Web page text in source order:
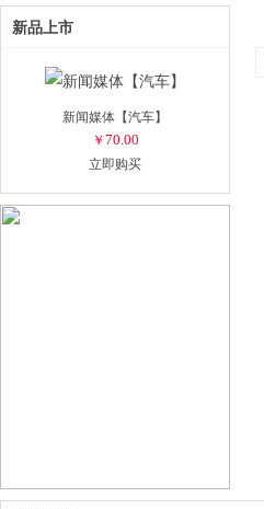
新品上市
新闻媒体【汽车】
￥ 70.00
立即购买